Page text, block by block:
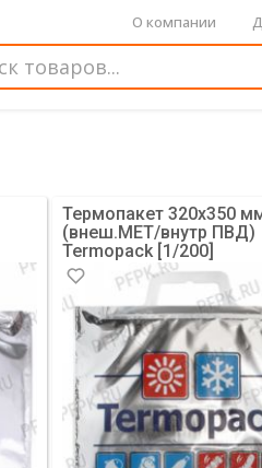
О компании
Термопакет 320х350
(внеш.МЕТ/внутр ПВД)
Termopack [1/200]